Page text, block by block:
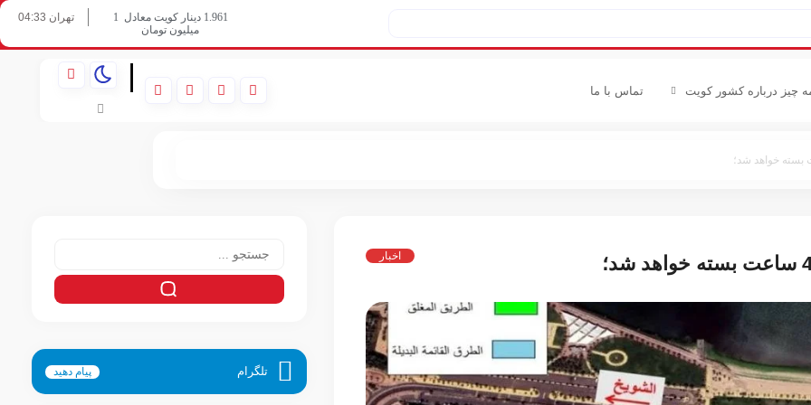
1.961 دینار کویت معادل
1
میلیون تومان
تهران 04:33
چیز درباره کشور کویت تماس با ما |
اخبار
تلگرام پیام دهید